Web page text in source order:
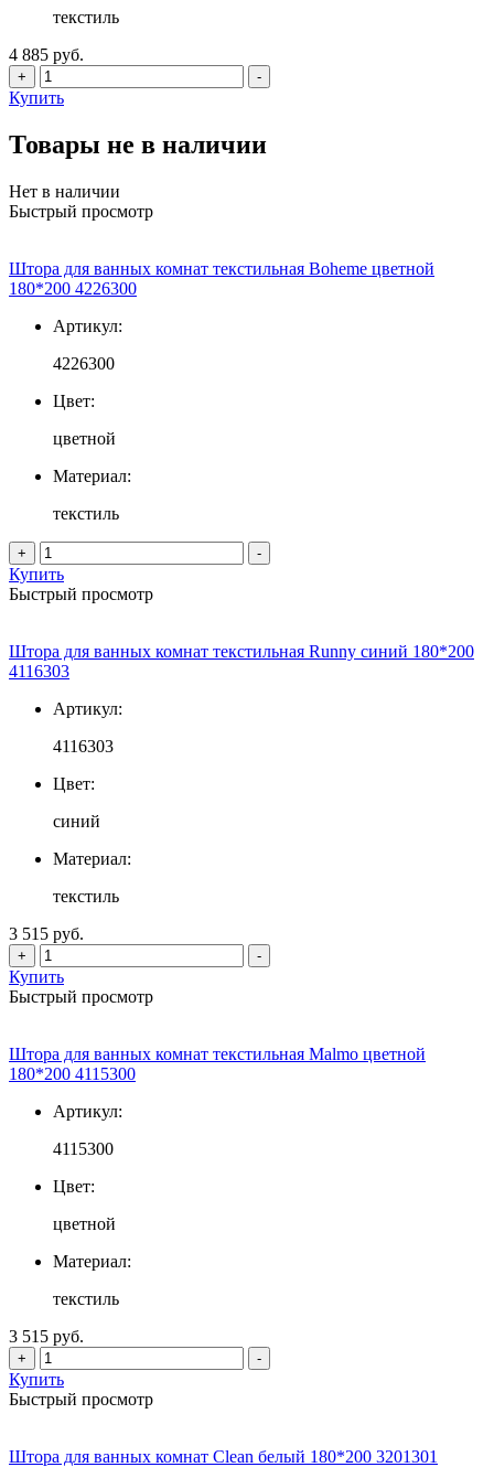
текстиль
4 885 руб.
+ -
Купить
Товары не в наличии
Нет в наличии
Быстрый просмотр
Штора для ванных комнат текстильная Boheme цветной
180*200 4226300
Артикул:
4226300
Цвет:
цветной
Материал:
текстиль
+ -
Купить
Быстрый просмотр
Штора для ванных комнат текстильная Runny синий 180*200
4116303
Артикул:
4116303
Цвет:
синий
Материал:
текстиль
3 515 руб.
+ -
Купить
Быстрый просмотр
Штора для ванных комнат текстильная Malmo цветной
180*200 4115300
Артикул:
4115300
Цвет:
цветной
Материал:
текстиль
3 515 руб.
+ -
Купить
Быстрый просмотр
Штора для ванных комнат Clean белый 180*200 3201301